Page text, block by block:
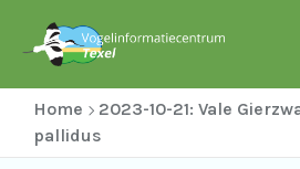
Home
2023-10-21: Vale
pallidus